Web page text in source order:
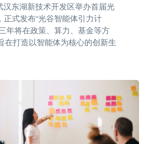
东湖新技术开发区举办首届光
式发布“光谷智能体引力计
年将在政策、算力、基金等方
在打造以智能体为核心的创新生